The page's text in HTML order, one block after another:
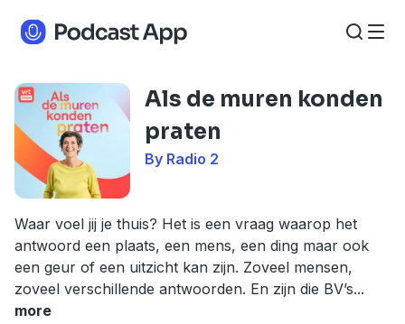
Als de muren konden
praten
By Radio 2
Waar voel jij je thuis? Het is een vraag waarop het
antwoord een plaats, een mens, een ding maar ook
een geur of een uitzicht kan zijn. Zoveel mensen,
zoveel verschillende antwoorden. En zijn die BV’s...
more